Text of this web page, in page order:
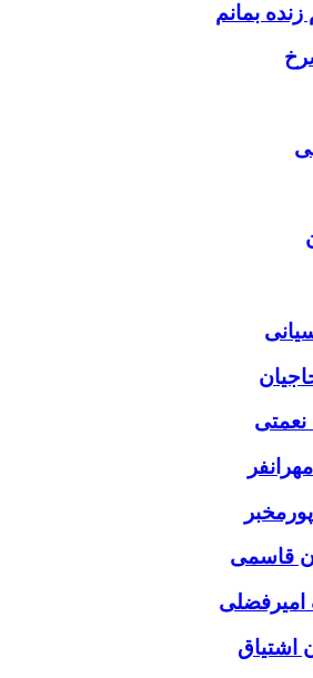
بمانم
نعمتی
قاسمی
امیرفضلی
اشتیاق